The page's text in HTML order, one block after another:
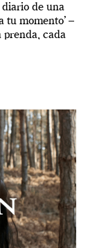
de una
tu momento’ –
prenda, cada
[…]